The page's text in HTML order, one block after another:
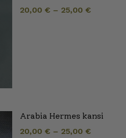
20,00 € – 25,00 €
Arabia Hermes kansi
20,00 € – 25,00 €